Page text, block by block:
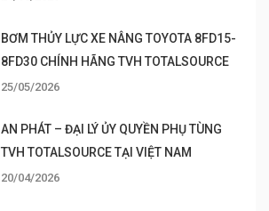
BƠM THỦY LỰC XE NÂNG TOYOTA 8FD15-
8FD30 CHÍNH HÃNG TVH TOTALSOURCE
25/05/2026
AN PHÁT – ĐẠI LÝ ỦY QUYỀN PHỤ TÙNG
TVH TOTALSOURCE TẠI VIỆT NAM
20/04/2026